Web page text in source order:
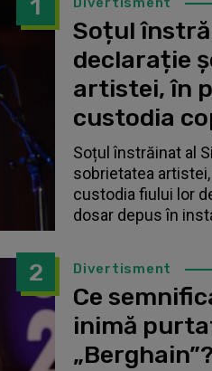
1
Soțul
declarație
artistei, în
custodia
Soțul înstrăinat al
sobrietatea
custodia fiului lor
dosar depus în
2 Divertisment
Ce
inimă